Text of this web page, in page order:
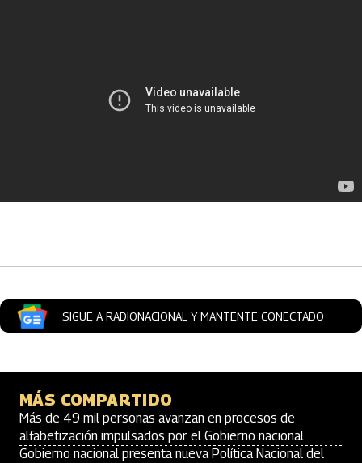
SIGUE A RADIONACIONAL Y MANTENTE CONECTADO
MÁS COMPARTIDO
Más de 49 mil personas avanzan en procesos de
alfabetización impulsados por el Gobierno nacional
Gobierno nacional presenta nueva Política Nacional del